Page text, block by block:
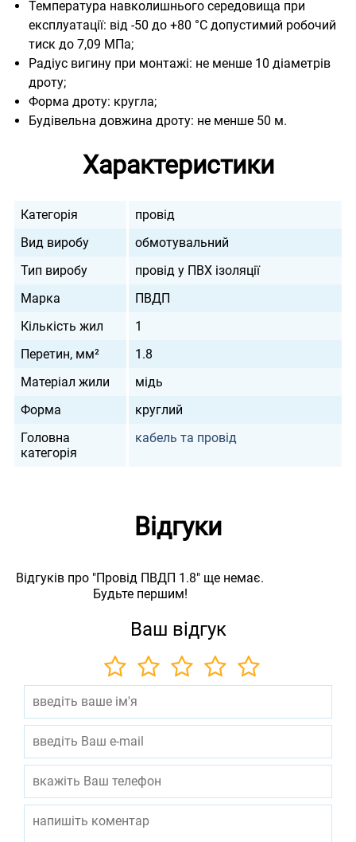
Температура навколишнього середовища при
експлуатації: від -50 до +80 °C допустимий робочий
тиск до 7,09 МПа;
Радіус вигину при монтажі: не менше 10 діаметрів
дроту;
Форма дроту: кругла;
Будівельна довжина дроту: не менше 50 м.
Характеристики
Категорія
провід
Вид виробу
обмотувальний
Тип виробу
провід у ПВХ ізоляції
Марка
ПВДП
Кількість жил
1
Перетин, мм²
1.8
Матеріал жили
мідь
Форма
круглий
Головна
категорія
кабель та провід
Відгуки
Відгуків про "Провід ПВДП 1.8" ще немає.
Будьте першим!
Ваш відгук